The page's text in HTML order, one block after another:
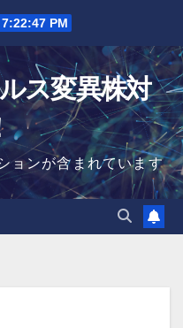
7:22:48 PM
ス変異株対
ョンが含まれています